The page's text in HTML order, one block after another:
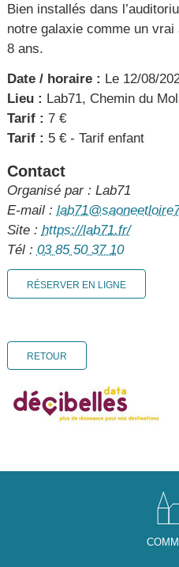
Bien installés dans
notre galaxie comme un
8 ans.
Date / horaire : Le 12/08/
Lieu : Lab71, Chemin du
Tarif : 7 €
Tarif : 5 € - Tarif enfant
Contact
Organisé par : Lab71
E-mail :
Site : https://lab71.fr/
Tél : 03 85 50 37 10
RÉSERVER EN LIGNE
RETOUR